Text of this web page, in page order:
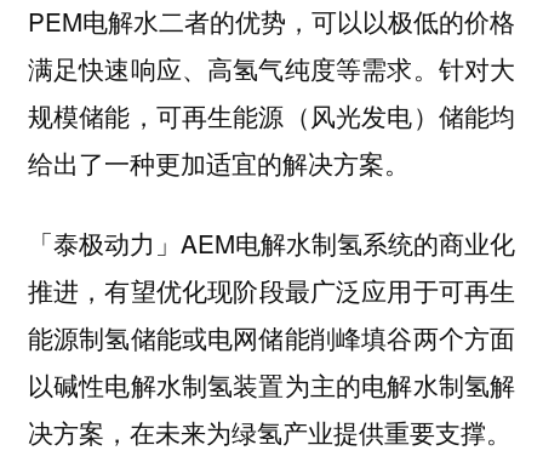
PEM电解水二者的优势，可以以极低的价格
满足快速响应、高氢气纯度等需求。 针对大
规模储能，可再生能源（风光发电）储能均
给出了一种更加适宜的解决方案。
「泰极动力」AEM电解水制氢系统的商业化
推进，有望优化现阶段最广泛应用于可再生
能源制氢储能或电网储能削峰填谷两个方面
以碱性电解水制氢装置为主的电解水制氢解
决方案， 在未来为绿氢产业提供重要支撑。